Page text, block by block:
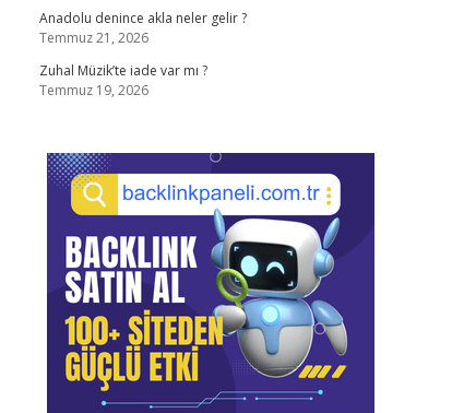
Anadolu denince akla neler gelir ?
Temmuz 21, 2026
Zuhal Müzik’te iade var mı ?
Temmuz 19, 2026